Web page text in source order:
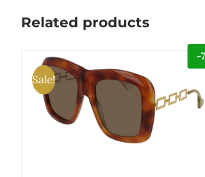
Related products
Sale!
-